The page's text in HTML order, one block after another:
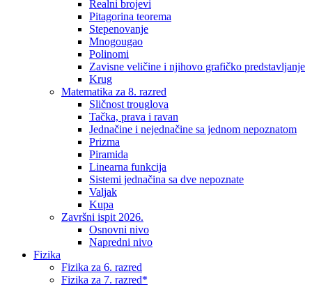
Realni brojevi
Pitagorina teorema
Stepenovanje
Mnogougao
Polinomi
Zavisne veličine i njihovo grafičko predstavljanje
Krug
Matematika za 8. razred
Sličnost trouglova
Tačka, prava i ravan
Jednačine i nejednačine sa jednom nepoznatom
Prizma
Piramida
Linearna funkcija
Sistemi jednačina sa dve nepoznate
Valjak
Kupa
Završni ispit 2026.
Osnovni nivo
Napredni nivo
Fizika
Fizika za 6. razred
Fizika za 7. razred*